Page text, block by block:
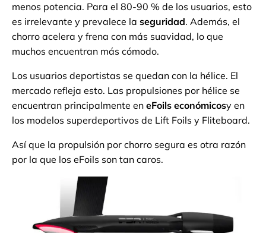
menos potencia. Para el 80-90 % de los usuarios, esto
es irrelevante y prevalece la seguridad. Además, el
chorro acelera y frena con más suavidad, lo que
muchos encuentran más cómodo.
Los usuarios deportistas se quedan con la hélice. El
mercado refleja esto. Las propulsiones por hélice se
encuentran principalmente en eFoils económicosy en
los modelos superdeportivos de Lift Foils y Fliteboard.
Así que la propulsión por chorro segura es otra razón
por la que los eFoils son tan caros.